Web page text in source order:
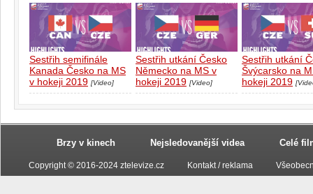
Sestřih semifinále
Kanada Česko na MS
v hokeji 2019 [Video]
Sestřih utkání Česko
Německo na MS v
hokeji 2019 [Video]
Sestřih utkání
Švýcarsko na
hokeji 2019
Brzy v kinech Nejsledovanější videa Celé
Copyright © 2016-2024 ztelevize.cz Kontakt / reklama